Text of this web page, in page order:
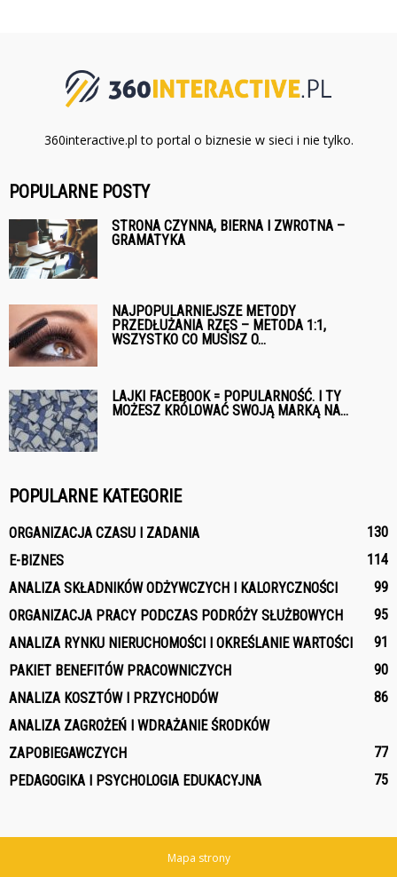
360interactive.pl to portal o biznesie w sieci i nie tylko.
POPULARNE POSTY
STRONA CZYNNA, BIERNA I ZWROTNA –
GRAMATYKA
NAJPOPULARNIEJSZE METODY
PRZEDŁUŻANIA RZĘS – METODA 1:1,
WSZYSTKO CO MUSISZ O...
LAJKI FACEBOOK = POPULARNOŚĆ. I TY
MOŻESZ KRÓLOWAĆ SWOJĄ MARKĄ NA...
POPULARNE KATEGORIE
ORGANIZACJA CZASU I ZADANIA
130
E-BIZNES
114
ANALIZA SKŁADNIKÓW ODŻYWCZYCH I KALORYCZNOŚCI
99
ORGANIZACJA PRACY PODCZAS PODRÓŻY SŁUŻBOWYCH
95
ANALIZA RYNKU NIERUCHOMOŚCI I OKREŚLANIE WARTOŚCI
91
PAKIET BENEFITÓW PRACOWNICZYCH
90
ANALIZA KOSZTÓW I PRZYCHODÓW
86
ANALIZA ZAGROŻEŃ I WDRAŻANIE ŚRODKÓW
ZAPOBIEGAWCZYCH
77
PEDAGOGIKA I PSYCHOLOGIA EDUKACYJNA
75
Mapa strony